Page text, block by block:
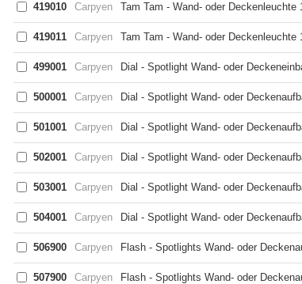
419010 Carpyen Tam Tam - Wand- oder
419011 Carpyen Tam Tam - Wand- oder Deckenleuchte
499001 Carpyen Dial - Spotlight Wand- oder
500001 Carpyen Dial - Spotlight Wand- oder
501001 Carpyen Dial - Spotlight Wand- oder
502001 Carpyen Dial - Spotlight Wand- oder
503001 Carpyen Dial - Spotlight Wand- oder
504001 Carpyen Dial - Spotlight Wand- oder
506900 Carpyen Flash - Spotlights Wand- oder
507900 Carpyen Flash - Spotlights Wand- oder